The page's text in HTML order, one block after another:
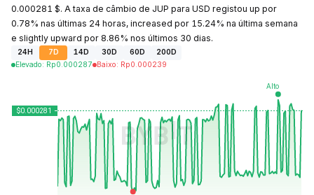
0.000281 $. A taxa de câmbio de JUP para USD registou up por
0.78% nas últimas 24 horas, increased por 15.24% na última semana
e slightly upward por 8.86% nos últimos 30 dias.
24H 7D 14D 30D 60D
200D
Elevado: Rp0.000287 Baixo: Rp0.000239